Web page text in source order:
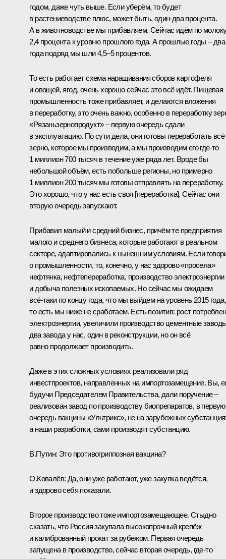
годом, даже чуть выше. Если уберём, то будет
в растениеводстве плюс, может быть, один-два процента.
А в животноводстве мы прибавляем. Сейчас идём по
2,4 процента к уровню прошлого года. А прошлые годы – два
года подряд мы шли 4,5–5 процентов.
То есть работает схема наращивания сборов картофеля
и овощей, ягод, очень хорошо сейчас это всё идёт. Пищевая
промышленность тоже прибавляет, и делаются вложения
в переработку, это очень важно, особенно в переработку
«Рязаньзернопродукт» – первую очередь сдали
в эксплуатацию. По сути дела, они готовы переработать всё
зерно, которое мы производим, а мы производим его где‑то
1 миллион 700 тысяч в течение уже ряда лет. Вроде бы
небольшой объём, есть побольше регионы, но примерно
1 миллион 200 тысяч мы готовы отправлять на переработку.
Это хорошо, что у нас есть своя [переработка]. Сейчас они
вторую очередь запускают.
Прибавил малый и средний бизнес, причём те предприятия
малого и среднего бизнеса, которые работают в реальном
секторе, адаптировались к нынешним условиям. Если
о промышленности, то, конечно, у нас здорово «просела»
нефтянка, нефтепереработка, производство электроэнергии
и добыча полезных ископаемых. Но сейчас мы ожидаем
всё‑таки по концу года, что мы выйдем на уровень 2015 года,
то есть мы ниже не сработаем. Есть позитив: рост
электроэнергии, увеличили производство цементные
два завода у нас, один в реконструкции, но он всё
равно продолжает производить.
Даже в этих сложных условиях реализовали ряд
инвестпроектов, направленных на импортозамещение. Вы,
будучи Председателем Правительства, дали поручение –
реализован завод по производству биопрепаратов, в первую
очередь вакцины «Ультрикс», не на зарубежных
а наши разработки, сами производят субстанцию.
В.Путин: Это противогриппозная вакцина?
О.Ковалёв: Да, они уже работают, уже закупка ведётся,
и здорово себя показали.
Второе производство тоже импортозамещающее. Стыдно
сказать, что Россия закупала высокопрочный крепёж
и калиброванный прокат за рубежом. Первая очередь
запущена в производство, сейчас вторая очередь, где‑то